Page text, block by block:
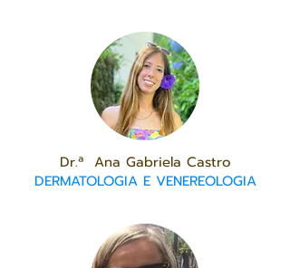
Dr.ª Ana Gabriela Castro
DERMATOLOGIA E VENEREOLOGIA